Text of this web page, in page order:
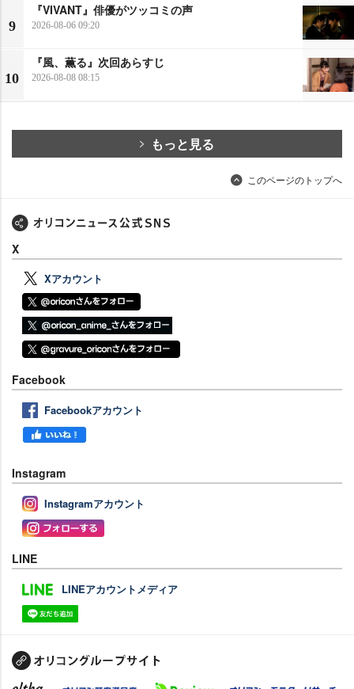
9
『VIVANT』俳優がツッコミの声
2026-08-06 09:20
10
『風、薫る』次回あらすじ
2026-08-08 08:15
もっと見る
このページのトップへ
X
Xアカウント
Facebook
Facebookアカウント
Instagram
Instagramアカウント
LINE
LINEアカウントメディア